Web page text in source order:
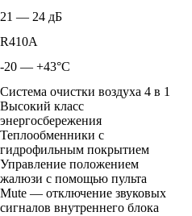
21 — 24 дБ
R410A
-20 — +43°С
Система очистки воздуха 4 в 1
Высокий класс
энергосбережения
Теплообменники с
гидрофильным покрытием
Управление положением
жалюзи с помощью пульта
Mute — отключение звуковых
сигналов внутреннего блока